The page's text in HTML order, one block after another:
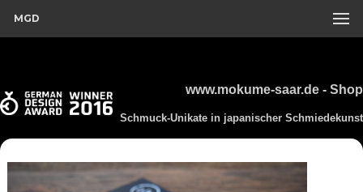
MGD
www.mokume-saar.de - Shop
Schmuck-Unikate in japanischer Schmiedekunst